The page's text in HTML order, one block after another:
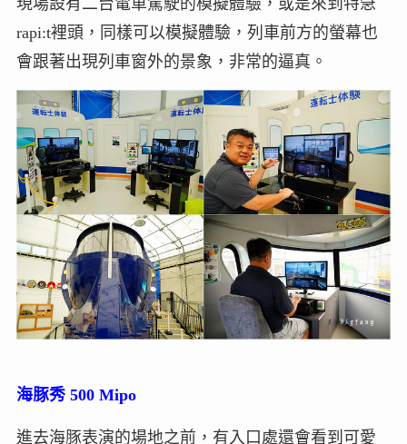
現場設有二台電車駕駛的模擬體驗，或是來到特急
rapi:t裡頭，同樣可以模擬體驗，列車前方的螢幕也
會跟著出現列車窗外的景象，非常的逼真。
海豚秀 500 Mipo
進去海豚表演的場地之前，有入口處還會看到可愛